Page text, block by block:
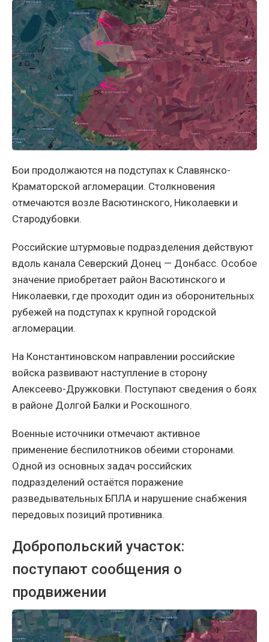
Бои продолжаются на подступах к Славянско-
Краматорской агломерации. Столкновения
отмечаются возле Васютинского, Николаевки и
Стародубовки.
Российские штурмовые подразделения действуют
вдоль канала Северский Донец — Донбасс. Особое
значение приобретает район Васютинского и
Николаевки, где проходит один из оборонительных
рубежей на подступах к крупной городской
агломерации.
На Константиновском направлении российские
войска развивают наступление в сторону
Алексеево-Дружковки. Поступают сведения о боях
в районе Долгой Балки и Роскошного.
Военные источники отмечают активное
применение беспилотников обеими сторонами.
Одной из основных задач российских
подразделений остаётся поражение
разведывательных БПЛА и нарушение снабжения
передовых позиций противника.
Добропольский участок:
поступают сообщения о
продвижении